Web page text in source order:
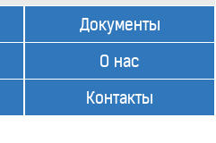
Документы
О нас
Контакты